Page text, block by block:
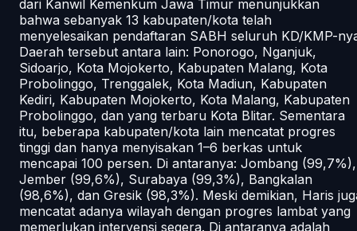
dari Kanwil Kemenkum Jawa Timur menunjukkan
bahwa sebanyak 13 kabupaten/kota telah
menyelesaikan pendaftaran SABH seluruh KD/KMP-
Daerah tersebut antara lain: Ponorogo, Nganjuk,
Sidoarjo, Kota Mojokerto, Kabupaten Malang, Kota
Probolinggo, Trenggalek, Kota Madiun, Kabupaten
Kediri, Kabupaten Mojokerto, Kota Malang, Kabupaten
Probolinggo, dan yang terbaru Kota Blitar. Sementara
itu, beberapa kabupaten/kota lain mencatat progres
tinggi dan hanya menyisakan 1–6 berkas untuk
mencapai 100 persen. Di antaranya: Jombang (99,7%),
Jember (99,6%), Surabaya (99,3%), Bangkalan
(98,6%), dan Gresik (98,3%). Meski demikian, Haris
mencatat adanya wilayah dengan progres lambat yang
memerlukan intervensi segera. Di antaranya adalah